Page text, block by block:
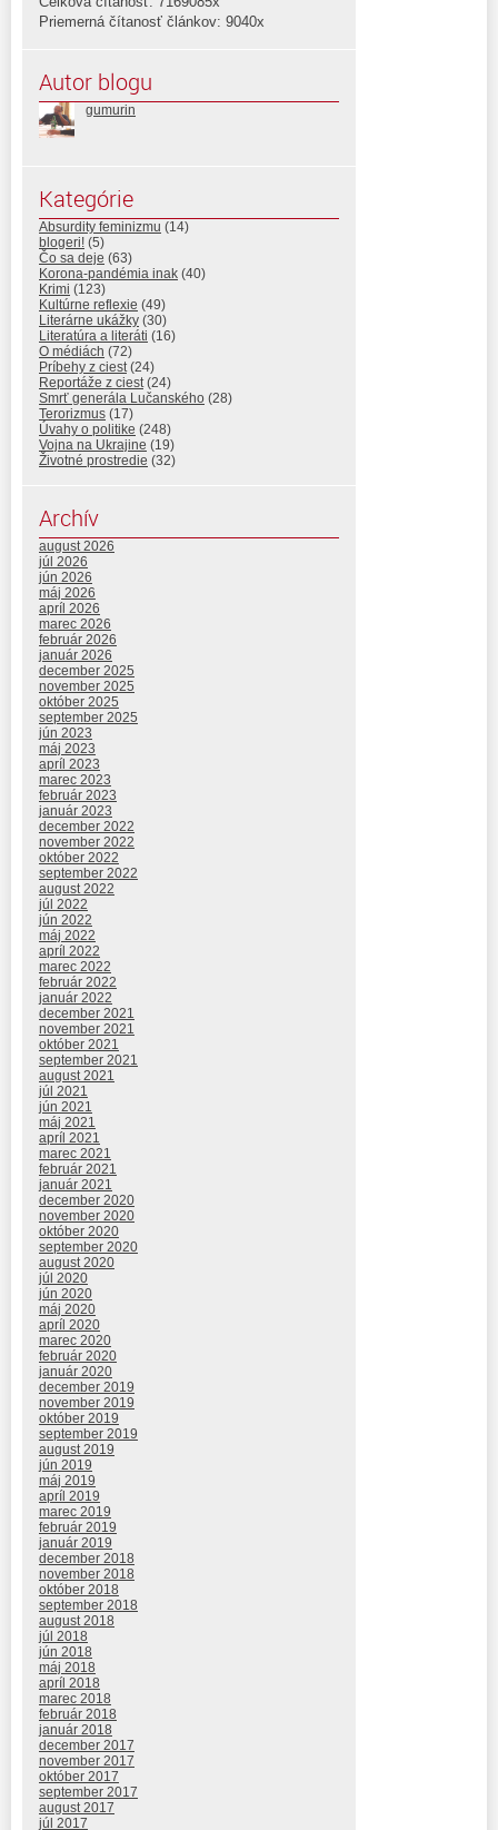
Priemerná čítanosť článkov: 9040x
Autor blogu
gumurin
Kategórie
Absurdity feminizmu (14)
blogeri! (5)
Čo sa deje (63)
Korona-pandémia inak (40)
Krimi (123)
Kultúrne reflexie (49)
Literárne ukážky (30)
Literatúra a literáti (16)
O médiách (72)
Príbehy z ciest(24)
Reportáže z ciest(24)
Smrť generála Lučanského (28)
Terorizmus (17)
Úvahy o politike (248)
Vojna na Ukrajine (19)
Životné prostredie (32)
Archív
august 2026
júl 2026
jún 2026
máj 2026
apríl 2026
marec 2026
február 2026
január 2026
december 2025
november 2025
október 2025
september 2025
jún 2023
máj 2023
apríl 2023
marec 2023
február 2023
január 2023
december 2022
november 2022
október 2022
september 2022
august 2022
júl 2022
jún 2022
máj 2022
apríl 2022
marec 2022
február 2022
január 2022
december 2021
november 2021
október 2021
september 2021
august 2021
júl 2021
jún 2021
máj 2021
apríl 2021
marec 2021
február 2021
január 2021
december 2020
november 2020
október 2020
september 2020
august 2020
júl 2020
jún 2020
máj 2020
apríl 2020
marec 2020
február 2020
január 2020
december 2019
november 2019
október 2019
september 2019
august 2019
jún 2019
máj 2019
apríl 2019
marec 2019
február 2019
január 2019
december 2018
november 2018
október 2018
september 2018
august 2018
júl 2018
jún 2018
máj 2018
apríl 2018
marec 2018
február 2018
január 2018
december 2017
november 2017
október 2017
september 2017
august 2017
júl 2017